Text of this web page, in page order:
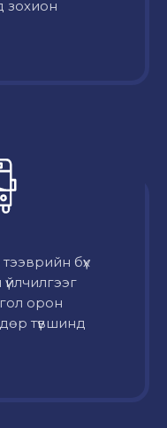
зохион
бүх
орон
түвшинд